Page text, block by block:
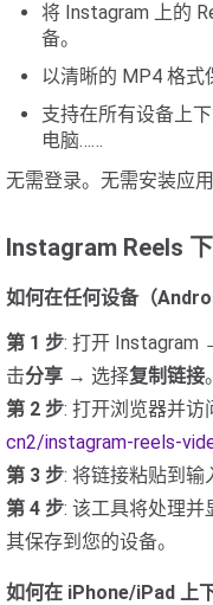
将 Instagram 上的
备。
以清晰的 MP4 格式
支持在所有设备上
电脑……
无需登录。无需安装应
Instagram Reels 下
如何在任何设备（
第 1 步: 打开 Instagram
击分享 → 选择复制链接。
第 2 步: 打开浏览器并访
cn2/instagram-reels-
第 3 步: 将链接粘贴到
第 4 步: 该工具将处理
其保存到您的设备。
如何在 iPhone/iPad 上